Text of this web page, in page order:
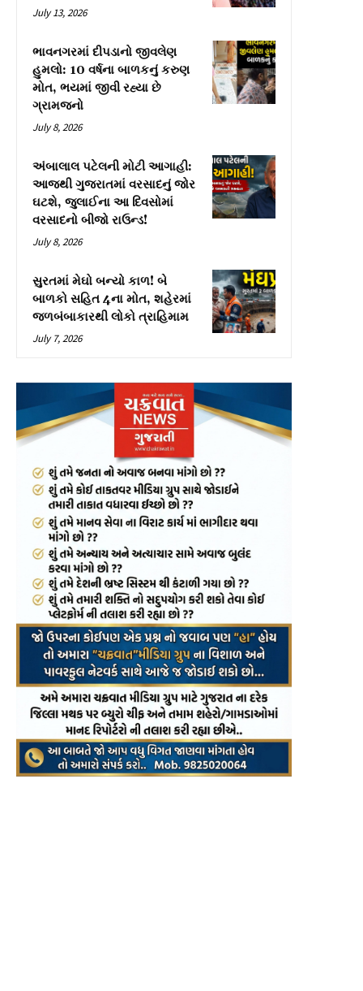
July 13, 2026
ભાવનગરમાં દીપડાનો જીવલેણ
હુમલો: 10 વર્ષના બાળકનું કરુણ
મોત, ભયમાં જીવી રહ્યા છે
ગ્રામજનો
July 8, 2026
અંબાલાલ પટેલની મોટી આગાહી:
આજથી ગુજરાતમાં વરસાદનું જોર
ઘટશે, જુલાઈના આ દિવસોમાં
વરસાદનો બીજો રાઉન્ડ!
July 8, 2026
સુરતમાં મેઘો બન્યો કાળ! બે
બાળકો સહિત 4ના મોત, શહેરમાં
જળબંબાકારથી લોકો ત્રાહિમામ
July 7, 2026